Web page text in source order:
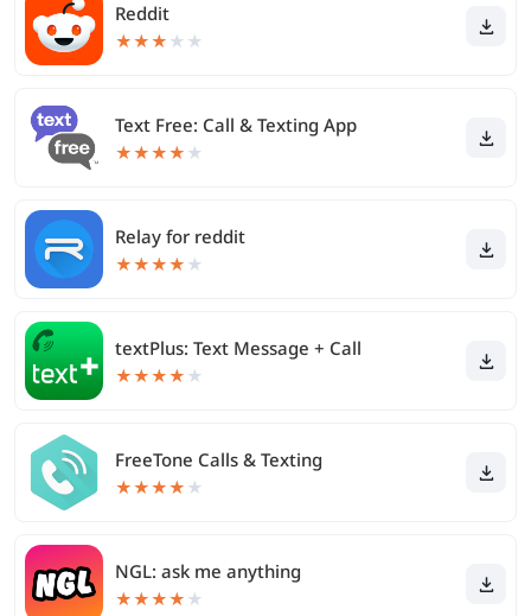
Reddit
★★★ ★ ★
Text Free: Call & Texting App
★★★★ ★
Relay for reddit
★★★★ ★
textPlus: Text Message + Call
★★★★ ★
FreeTone Calls & Texting
★★★★ ★
NGL: ask me anything
★★★★ ★